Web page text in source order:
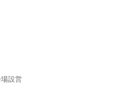
設営